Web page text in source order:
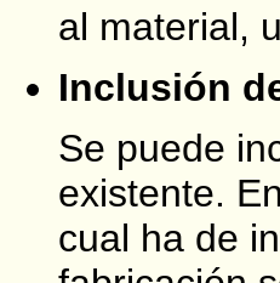
al material,
Inclusión
Se puede
existente.
cual ha de